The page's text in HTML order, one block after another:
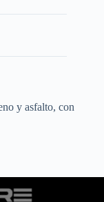
y asfalto, con